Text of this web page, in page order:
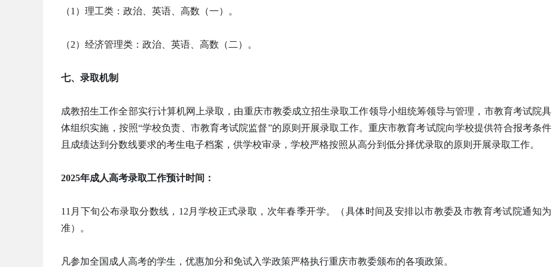
（1）理工类：政治、英语、高数（一）。
（2）经济管理类：政治、英语、高数（二）。
七、录取机制
成教招生工作全部实行计算机网上录取，由重庆市教委成立招生录取工作领导小组统筹领导与管理，市教育考试院具
体组织实施，按照“学校负责、市教育考试院监督”的原则开展录取工作。重庆市教育考试院向学校提供符合报考条件
且成绩达到分数线要求的考生电子档案，供学校审录，学校严格按照从高分到低分择优录取的原则开展录取工作。
2025年成人高考录取工作预计时间：
11月下旬公布录取分数线，12月学校正式录取，次年春季开学。（具体时间及安排以市教委及市教育考试院通知为
准）。
凡参加全国成人高考的学生，优惠加分和免试入学政策严格执行重庆市教委颁布的各项政策。